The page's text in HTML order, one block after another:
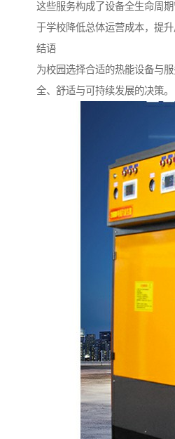
这些服务构成了设备全生命周
于学校降低总体运营成本，提升
结语
为校园选择合适的热能设备与
全、舒适与可持续发展的决策。